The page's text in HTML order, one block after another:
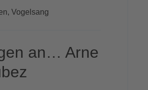
Vogelsang
an… Arne